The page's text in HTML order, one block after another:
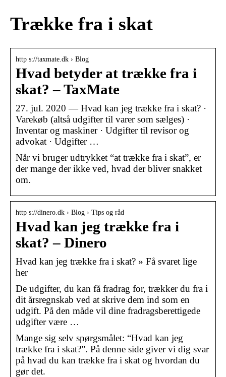
Trække fra i skat
http s://taxmate.dk › Blog
Hvad betyder at trække fra i
skat? – TaxMate
27. jul. 2020 — Hvad kan jeg trække fra i skat? ·
Varekøb (altså udgifter til varer som sælges) ·
Inventar og maskiner · Udgifter til revisor og
advokat · Udgifter …
Når vi bruger udtrykket “at trække fra i skat”, er
der mange der ikke ved, hvad der bliver snakket
om.
http s://dinero.dk › Blog › Tips og råd
Hvad kan jeg trække fra i
skat? – Dinero
Hvad kan jeg trække fra i skat? » Få svaret lige
her
De udgifter, du kan få fradrag for, trækker du fra i
dit årsregnskab ved at skrive dem ind som en
udgift. På den måde vil dine fradragsberettigede
udgifter være …
Mange sig selv spørgsmålet: “Hvad kan jeg
trække fra i skat?”. På denne side giver vi dig svar
på hvad du kan trække fra i skat og hvordan du
gør det.